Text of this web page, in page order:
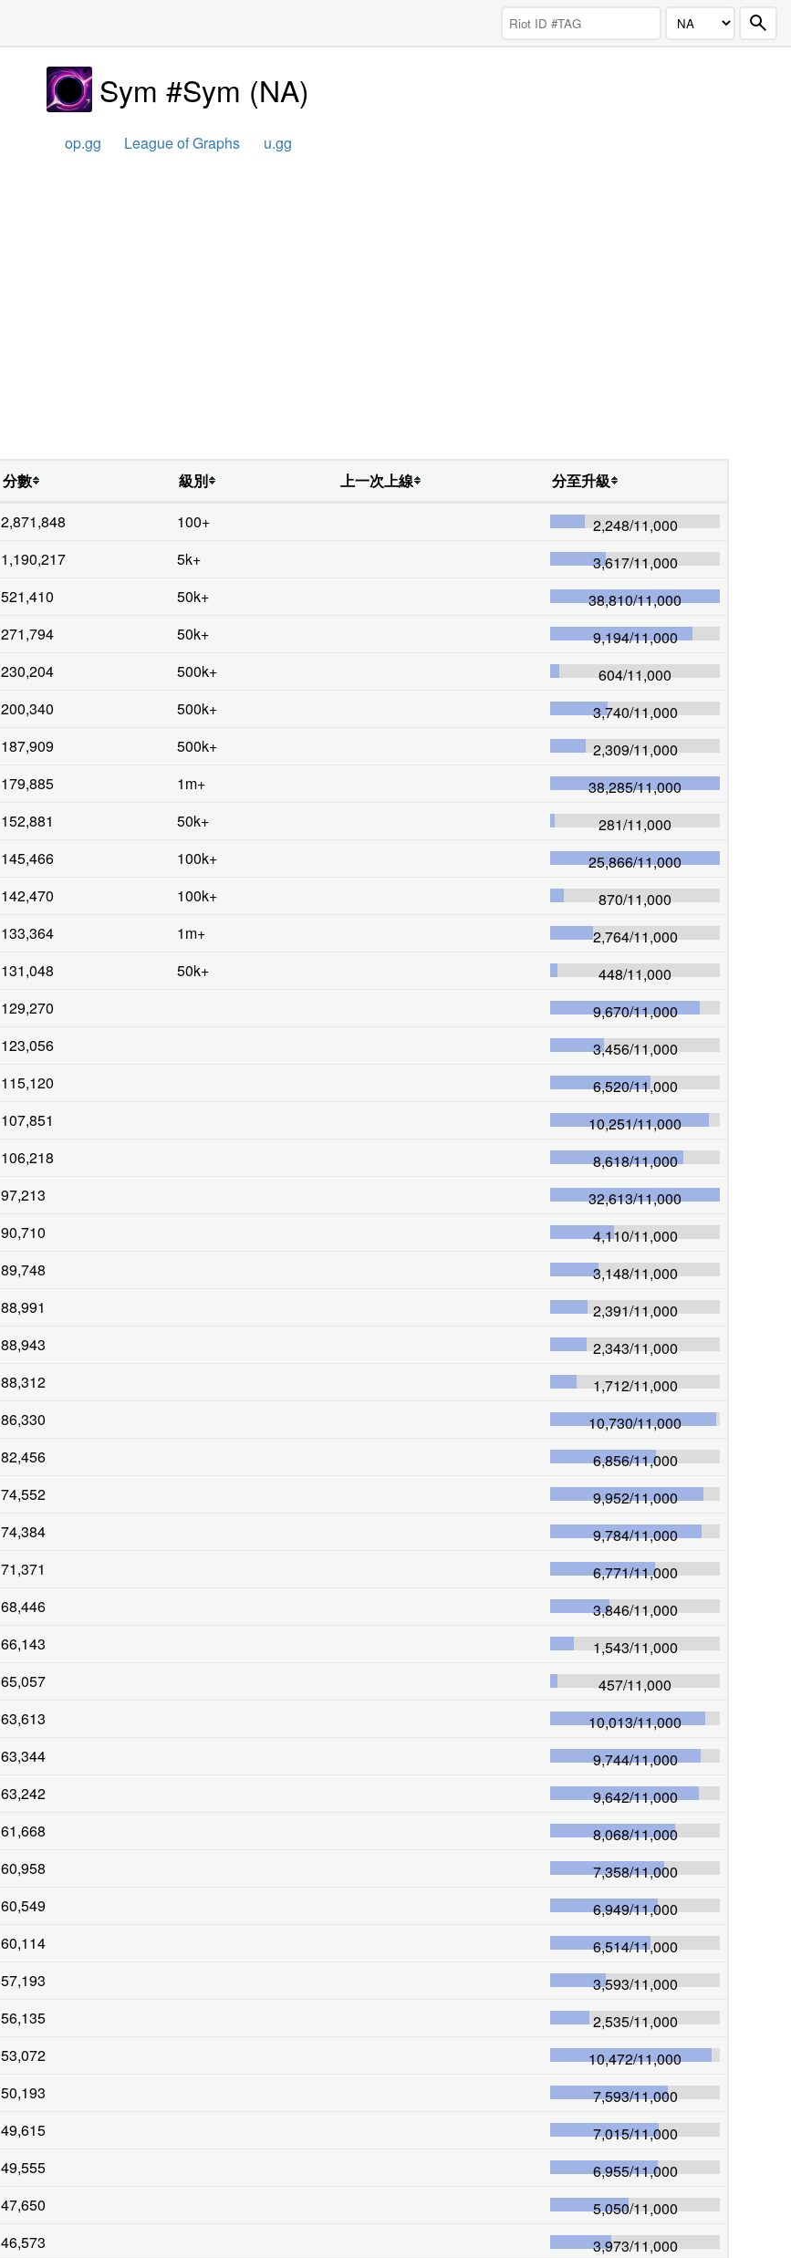
Sym #Sym (NA)
op.gg League of Graphs u.gg
分數 級別 上一次上線
分至升級
2,871,848 100+ 2,248/11,000
1,190,217 5k+ 3,617/11,000
521,410 50k+ 38,810/11,000
271,794 50k+ 9,194/11,000
230,204 500k+ 604/11,000
200,340 500k+ 3,740/11,000
187,909 500k+ 2,309/11,000
179,885 1m+ 38,285/11,000
152,881 50k+ 281/11,000
145,466 100k+ 25,866/11,000
142,470 100k+ 870/11,000
133,364 1m+ 2,764/11,000
131,048 50k+ 448/11,000
129,270 9,670/11,000
123,056 3,456/11,000
115,120 6,520/11,000
107,851 10,251/11,000
106,218 8,618/11,000
97,213 32,613/11,000
90,710 4,110/11,000
89,748 3,148/11,000
88,991 2,391/11,000
88,943 2,343/11,000
88,312 1,712/11,000
86,330 10,730/11,000
82,456 6,856/11,000
74,552 9,952/11,000
74,384 9,784/11,000
71,371 6,771/11,000
68,446 3,846/11,000
66,143 1,543/11,000
65,057 457/11,000
63,613 10,013/11,000
63,344 9,744/11,000
63,242 9,642/11,000
61,668 8,068/11,000
60,958 7,358/11,000
60,549 6,949/11,000
60,114 6,514/11,000
57,193 3,593/11,000
56,135 2,535/11,000
53,072 10,472/11,000
50,193 7,593/11,000
49,615 7,015/11,000
49,555 6,955/11,000
47,650 5,050/11,000
46,573 3,973/11,000